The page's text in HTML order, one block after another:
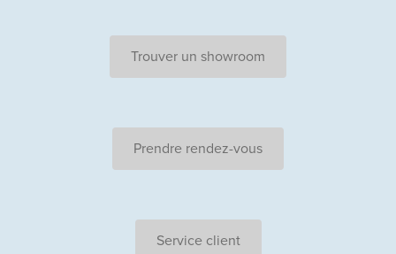
Trouver un showroom
Prendre rendez-vous
Service client